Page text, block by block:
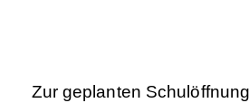
Zur geplanten